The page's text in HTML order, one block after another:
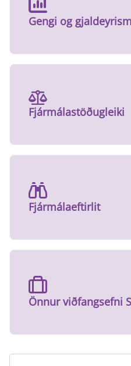
Gengi og
Fjármálastöðugleiki
Fjármálaeftirlit
Önnur viðfangsefni